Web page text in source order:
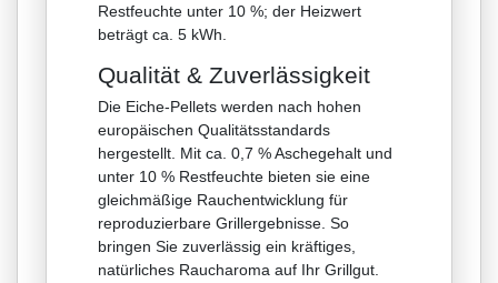
Restfeuchte unter 10 %; der Heizwert
beträgt ca. 5 kWh.
Qualität & Zuverlässigkeit
Die Eiche-Pellets werden nach hohen
europäischen Qualitätsstandards
hergestellt. Mit ca. 0,7 % Aschegehalt und
unter 10 % Restfeuchte bieten sie eine
gleichmäßige Rauchentwicklung für
reproduzierbare Grillergebnisse. So
bringen Sie zuverlässig ein kräftiges,
natürliches Raucharoma auf Ihr Grillgut.